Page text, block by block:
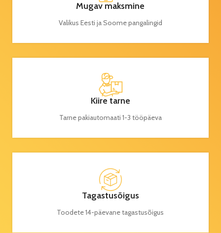
Mugav maksmine
Valikus Eesti ja Soome pangalingid
Kiire tarne
Tarne pakiautomaati 1-3 tööpäeva
Tagastusõigus
Toodete 14-päevane tagastusõigus